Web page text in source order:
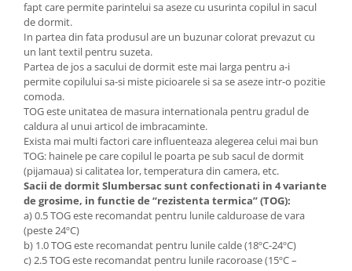
fapt care permite parintelui sa aseze cu usurinta copilul in sacul
de dormit.
In partea din fata produsul are un buzunar colorat prevazut cu
un lant textil pentru suzeta.
Partea de jos a sacului de dormit este mai larga pentru a-i
permite copilului sa-si miste picioarele si sa se aseze intr-o pozitie
comoda.
TOG este unitatea de masura internationala pentru gradul de
caldura al unui articol de imbracaminte.
Exista mai multi factori care influenteaza alegerea celui mai bun
TOG: hainele pe care copilul le poarta pe sub sacul de dormit
(pijamaua) si calitatea lor, temperatura din camera, etc.
Sacii de dormit Slumbersac sunt confectionati in 4 variante
de grosime, in functie de “rezistenta termica” (TOG):
a) 0.5 TOG este recomandat pentru lunile calduroase de vara
(peste 24ºC)
b) 1.0 TOG este recomandat pentru lunile calde (18ºC-24ºC)
c) 2.5 TOG este recomandat pentru lunile racoroase (15ºC –